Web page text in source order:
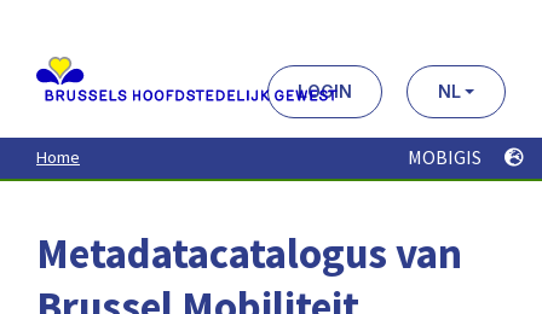
contenu
principal
LOGIN NL
Home MOBIGIS
Metadatacatalogus van